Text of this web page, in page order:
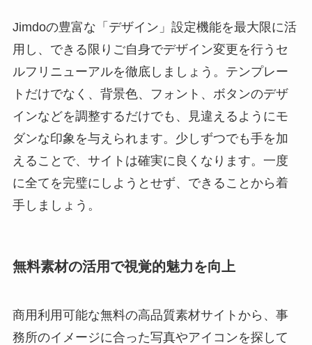
Jimdoの豊富な「デザイン」設定機能を最大限に活
用し、できる限りご自身でデザイン変更を行うセ
ルフリニューアルを徹底しましょう。テンプレー
トだけでなく、背景色、フォント、ボタンのデザ
インなどを調整するだけでも、見違えるようにモ
ダンな印象を与えられます。少しずつでも手を加
えることで、サイトは確実に良くなります。一度
に全てを完璧にしようとせず、できることから着
手しましょう。
無料素材の活用で視覚的魅力を向上
商用利用可能な無料の高品質素材サイトから、事
務所のイメージに合った写真やアイコンを探して